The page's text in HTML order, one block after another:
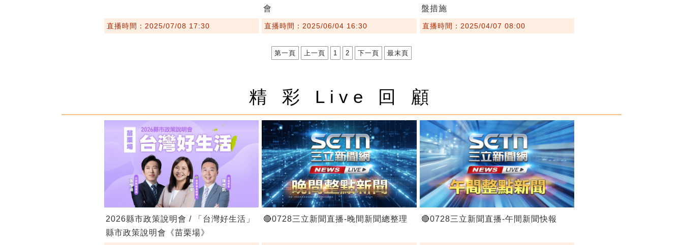
直播時間：2025/07/08 17:30
會
直播時間：2025/06/04 16:30
盤措施
直播時間：2025/04/07 08:00
第一頁 上一頁 1 2 下一頁 最末頁
精 彩 Live 回 顧
2026縣市政策說明會 / 「台灣好生活」
縣市政策說明會《苗栗場》
🔴0728三立新聞直播-晚間新聞總整理 🔴0728三立新聞直播-午間新聞快報